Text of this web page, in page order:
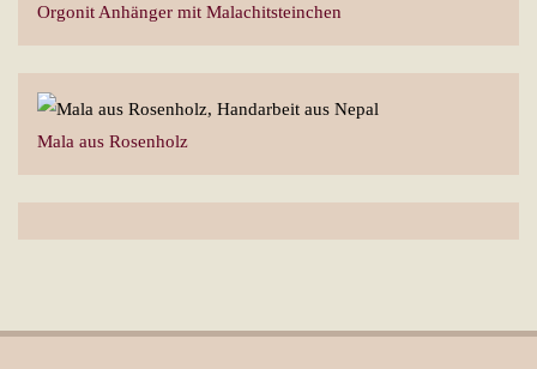
Orgonit Anhänger mit Malachitsteinchen
Mala aus Rosenholz